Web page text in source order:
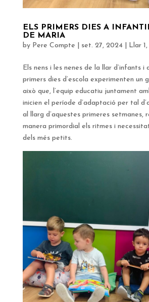
ELS PRIMERS DIES A
DE MARIA
by Pere Compte set. 27, 2024| Llar 1 ,
Els nens i les nenes de la llar d’infants i
primers dies d’escola experimenten un
això que, l’equip educatiu juntament
inicien el període d’adaptació per tal
al llarg d’aquestes primeres setmanes,
manera primordial els ritmes i
dels més petits.